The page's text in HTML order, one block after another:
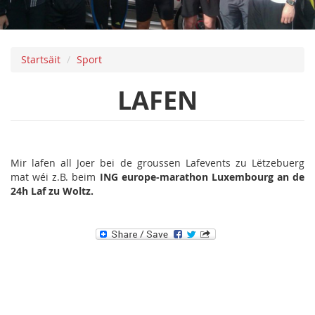
Startsäit Sport
LAFEN
Mir lafen all Joer bei de groussen Lafevents zu Lëtzebuerg
mat wéi z.B. beim ING europe-marathon Luxembourg an de
24h Laf zu Woltz.